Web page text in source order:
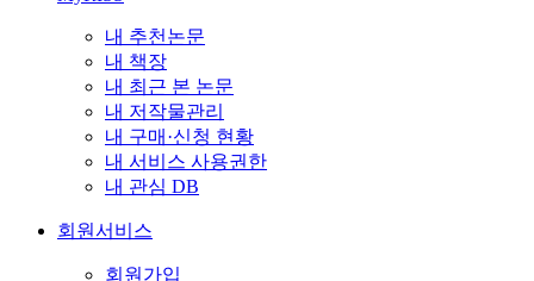
내 추천논문
내 책장
내 최근 본 논문
내 저작물관리
내 구매·신청 현황
내 서비스 사용권한
내 관심 DB
회원서비스
회원가입